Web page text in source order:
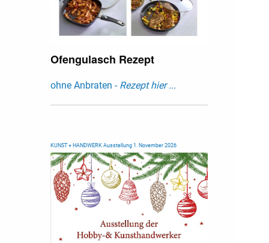
Ofengulasch Rezept
ohne Anbraten - Rezept hier ...
KUNST + HANDWERK Ausstellung 1. November 2026